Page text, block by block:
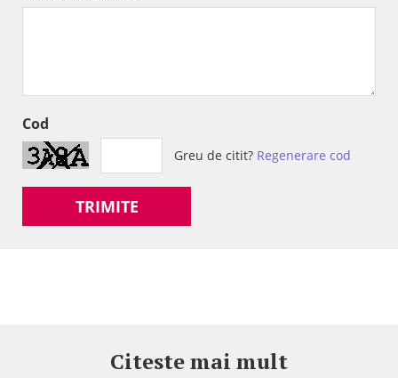
Cod
Greu de citit? Regenerare cod
TRIMITE
Citeste mai mult